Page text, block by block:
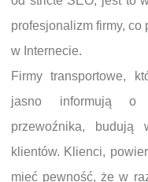
profesjonalizm firmy, co
w Internecie.
Firmy transportowe,
jasno informują o
przewoźnika, budują
klientów. Klienci,
mieć pewność, że w